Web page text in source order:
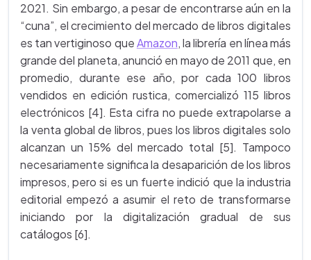
2021. Sin embargo, a pesar de encontrarse aún en la
“cuna”, el crecimiento del mercado de libros digitales
es tan vertiginoso queAmazon, la librería en línea más
grande del planeta, anunció en mayo de 2011 que, en
promedio, durante ese año, por cada 100 libros
vendidos en edición rustica, comercializó 115 libros
electrónicos [4]. Esta cifra no puede extrapolarse a
la venta global de libros, pues los libros digitales solo
alcanzan un 15% del mercado total [5]. Tampoco
necesariamente significa la desaparición de los libros
impresos, pero si es un fuerte indició que la industria
editorial empezó a asumir el reto de transformarse
iniciando por la digitalización gradual de sus
catálogos [6].